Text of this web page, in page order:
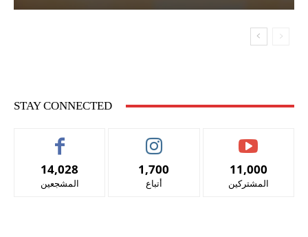
STAY CONNECTED
14,028
المشجعين
1,700
أتباع
11,000
المشتركين